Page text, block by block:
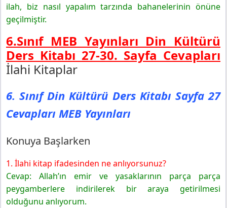
ilah, biz nasıl yapalım tarzında bahanelerinin önüne
geçilmiştir.
6.Sınıf MEB Yayınları Din Kültürü
Ders Kitabı 27-30. Sayfa Cevapları
İlahi Kitaplar
6. Sınıf Din Kültürü Ders Kitabı Sayfa 27
Cevapları MEB Yayınları
Konuya Başlarken
1. İlahi kitap ifadesinden ne anlıyorsunuz?
Cevap: Allah’ın emir ve yasaklarının parça parça
peygamberlere indirilerek bir araya getirilmesi
olduğunu anlıyorum.